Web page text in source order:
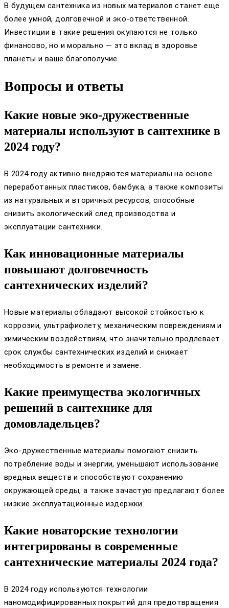
В будущем сантехника из новых материалов станет еще
более умной, долговечной и эко-ответственной.
Инвестиции в такие решения окупаются не только
финансово, но и морально — это вклад в здоровье
планеты и ваше благополучие.
Вопросы и ответы
Какие новые эко-дружественные
материалы используют в сантехнике в
2024 году?
В 2024 году активно внедряются материалы на основе
переработанных пластиков, бамбука, а также композиты
из натуральных и вторичных ресурсов, способные
снизить экологический след производства и
эксплуатации сантехники.
Как инновационные материалы
повышают долговечность
сантехнических изделий?
Новые материалы обладают высокой стойкостью к
коррозии, ультрафиолету, механическим повреждениям и
химическим воздействиям, что значительно продлевает
срок службы сантехнических изделий и снижает
необходимость в ремонте и замене.
Какие преимущества экологичных
решений в сантехнике для
домовладельцев?
Эко-дружественные материалы помогают снизить
потребление воды и энергии, уменьшают использование
вредных веществ и способствуют сохранению
окружающей среды, а также зачастую предлагают более
низкие эксплуатационные издержки.
Какие новаторские технологии
интегрированы в современные
сантехнические материалы 2024 года?
В 2024 году используются технологии
наномодифицированных покрытий для предотвращения